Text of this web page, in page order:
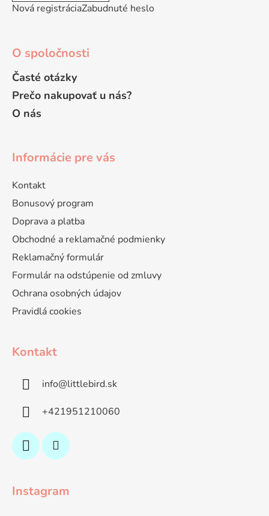
y
Nová registráciaZabudnuté heslo
O spoločnosti
Časté otázky
Prečo nakupovať u nás?
O nás
Informácie pre vás
Kontakt
Bonusový program
Doprava a platba
Obchodné a reklamačné podmienky
Reklamačný formulár
Formulár na odstúpenie od zmluvy
Ochrana osobných údajov
Pravidlá cookies
Kontakt
info@littlebird.sk
+421951210060
Instagram